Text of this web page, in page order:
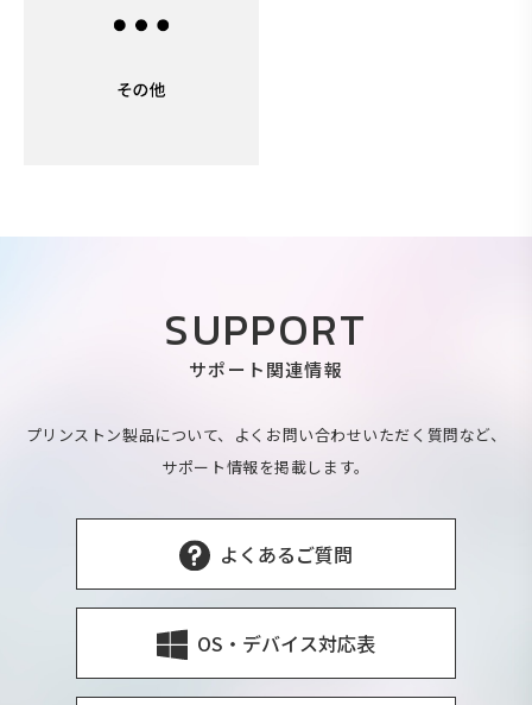
SUPPORT
サポート関連情報
プリンストン製品について、よくお問い合わせいただく質問など、
サポート情報を掲載します。
よくあるご質問
OS・デバイス対応表